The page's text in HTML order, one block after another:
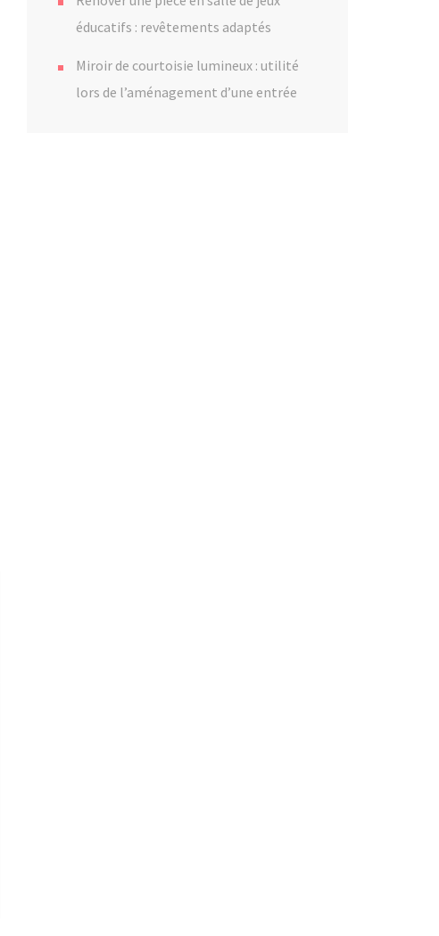
éducatifs : revêtements adaptés
Miroir de courtoisie lumineux : utilité
lors de l’aménagement d’une entrée